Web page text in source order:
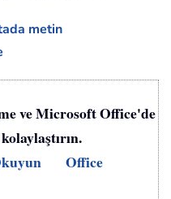
metin
ve Microsoft Office'de
Office